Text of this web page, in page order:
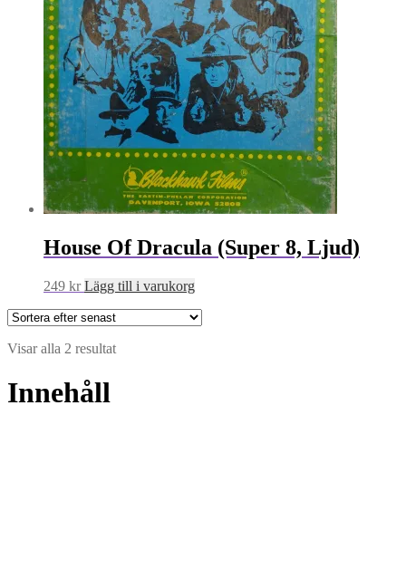
House Of Dracula (Super 8, Ljud)
249 kr Lägg till i varukorg
Visar alla 2 resultatSortera
Innehåll